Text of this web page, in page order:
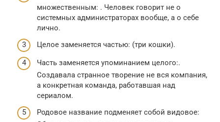
множественным: . Человек говорит не о
системных администраторах вообще, а о себе
лично.
Целое заменяется частью: (три кошки).
Часть заменяется упоминанием целого:.
Создавала странное творение не вся компания,
а конкретная команда, работавшая над
сериалом.
Родовое название подменяет собой видовое: